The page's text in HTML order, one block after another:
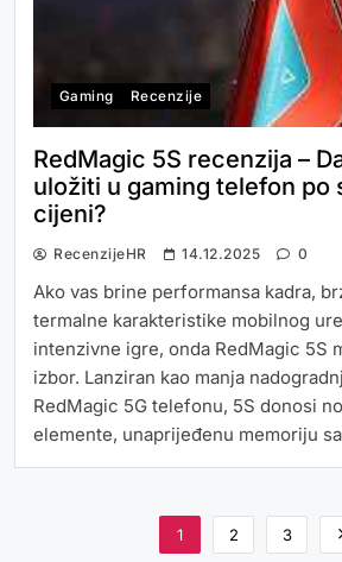
Gaming Recenzije
RedMagic 5S recenzija –
uložiti u gaming telefon po
cijeni?
RecenzijeHR 14.12.2025 0
Ako vas brine performansa kadra,
termalne karakteristike mobilnog
intenzivne igre, onda RedMagic 5S
izbor. Lanziran kao manja
RedMagic 5G telefonu, 5S donosi
elemente, unaprijeđenu memoriju
1 2 3